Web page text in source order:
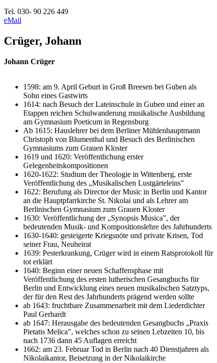
Tel. 030- 90 226 449
eMail
Crüger, Johann
Johann Crüger
1598: am 9. April Geburt in Groß Breesen bei Guben als
Sohn eines Gastwirts
1614: nach Besuch der Lateinschule in Guben und einer an
Etappen reichen Schulwanderung musikalische Ausbildung
am Gymnasium Poeticum in Regensburg
Ab 1615: Hauslehrer bei dem Berliner Mühlenhauptmann
Christoph von Blumenthal und Besuch des Berlinischen
Gymnasiums zum Grauen Kloster
1619 und 1620: Veröffentlichung erster
Gelegenheitskompositionen
1620-1622: Studium der Theologie in Wittenberg, erste
Veröffentlichung des „Musikalischen Lustgärteleins"
1622: Berufung als Director der Music in Berlin und Kantor
an die Hauptpfarrkirche St. Nikolai und als Lehrer am
Berlinischen Gymnasium zum Grauen Kloster
1630: Veröffentlichung der „Synopsis Musica", der
bedeutenden Musik- und Kompositionslehre des Jahrhunderts
1630-1640: gesteigerte Kriegsnöte und private Krisen, Tod
seiner Frau, Neuheirat
1639: Pesterkrankung, Crüger wird in einem Ratsprotokoll für
tot erklärt
1640: Beginn einer neuen Schaffensphase mit
Veröffentlichung des ersten lutherischen Gesangbuchs für
Berlin und Entwicklung eines neuen musikalischen Satztyps,
der für den Rest des Jahrhunderts prägend werden sollte
ab 1643: fruchtbare Zusammenarbeit mit dem Liederdichter
Paul Gerhardt
ab 1647: Herausgabe des bedeutenden Gesangbuchs „Praxis
Pietatis Melica", welches schon zu seinen Lebzeiten 10, bis
nach 1736 dann 45 Auflagen erreicht
1662: am 23. Februar Tod in Berlin nach 40 Dienstjahren als
Nikolaikantor, Beisetzung in der Nikolaikirche